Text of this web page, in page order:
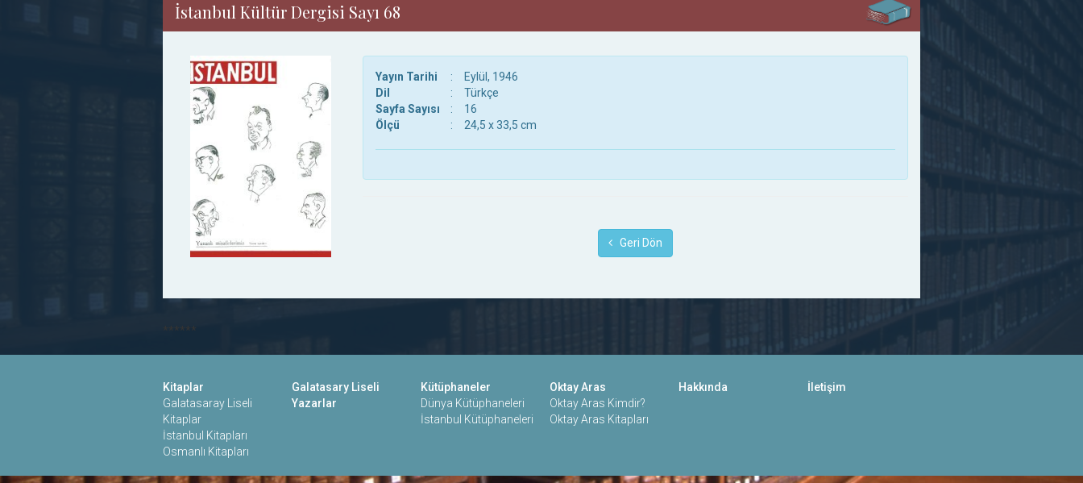
İstanbul Kültür Dergisi Sayı 68
Yayın Tarihi :
Eylül, 1946
Dil
:
Türkçe
Sayfa Sayısı
:
16
Ölçü
: 24,5 x 33,5 cm
Geri Dön
******
Kitaplar
Galatasaray Liseli
Kitaplar
İstanbul Kitapları
Osmanlı Kitapları
Galatasary Liseli
Yazarlar
Kütüphaneler
Dünya Kütüphaneleri
İstanbul Kütüphaneleri
Oktay Aras
Oktay Aras Kimdir?
Oktay Aras Kitapları
Hakkında İletişim